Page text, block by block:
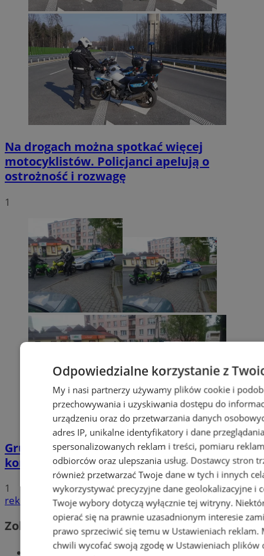
Na drogach można spotkać więcej
motocyklistów. Policjanci apelują o
ostrożność i rozwagę
1
Grupa motocyklistów zatrzymała
kompletnie pijanego mężczyznę
1
reklama
Zobacz również
Wiadomości kryminalne w Wodzisławiu
Odpowiedzialne korzystanie z
My i nasi partnerzy używamy plików cookie i
przechowywania i uzyskiwania dostępu do
urządzeniu oraz do przetwarzania danych
adres IP, unikalne identyfikatory i dane
spersonalizowanych reklam i treści, pomiaru
odbiorców oraz ulepszania usług. Dostawcy stron
również przetwarzać Twoje dane w tych i innych
wykorzystywać precyzyjne dane geolokalizacyjne i
Twoje wybory dotyczą wyłącznie tej witryny.
opierać się na prawnie uzasadnionym interesie
prawo sprzeciwić się temu w Ustawieniach reklam.
chwili wycofać swoją zgodę w Ustawieniach plików